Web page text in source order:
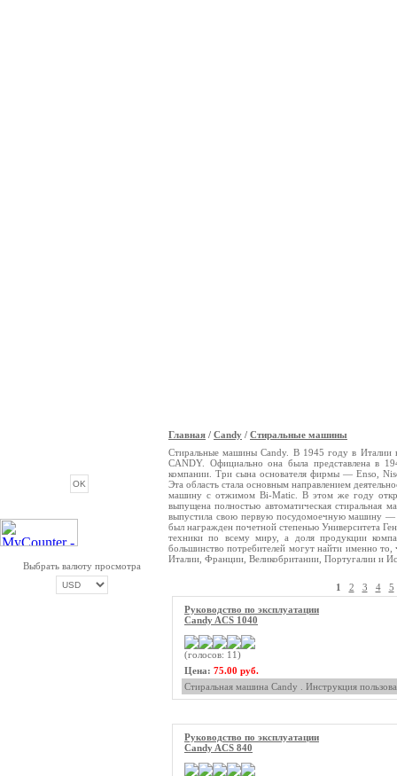
Выбрать валюту просмотра
Главная / Candy / Стиральные машины
Стиральные машины Candy. В 1945 году в Италии
CANDY. Официально она была представлена в
компании. Три сына основателя фирмы — Enso,
Эта область стала основным направлением
машину с отжимом Bi-Matic. В этом же году
выпущена полностью автоматическая стиральная
выпустила свою первую посудомоечную машину —
был награжден почетной степенью Университета
техники по всему миру, а доля продукции
большинство потребителей могут найти именно
Италии, Франции, Великобритании, Португалии и
1 2 3 4 5
Руководство по эксплуатации
Candy ACS 1040
(голосов: 11)
Цена: 75.00 руб.
Стиральная машина Candy . Инструкция
Руководство по эксплуатации
Candy ACS 840